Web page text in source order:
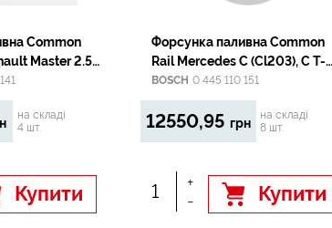
Common
Master 2.5
724/ 04-
на складі
4 шт.
Купити
Форсунка паливна Common
Rail Mercedes C (Cl203), C T-
Model (S203), C (W203) 3.0D
09.02-05.08
BOSCH 0 445 110 151
12550,95 грн
на складі
8 шт.
+
-
Купити